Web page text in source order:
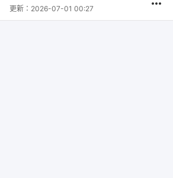
更新： 2026-07-01 00:27